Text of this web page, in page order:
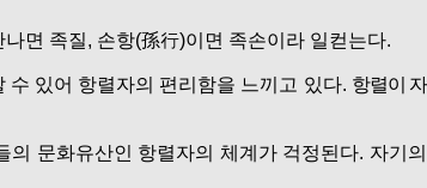
면 족질, 손항(孫行)이면 족손이라 일컫는다.
있어 항렬자의 편리함을 느끼고 있다. 항렬이 자
문화유산인 항렬자의 체계가 걱정된다. 자기의